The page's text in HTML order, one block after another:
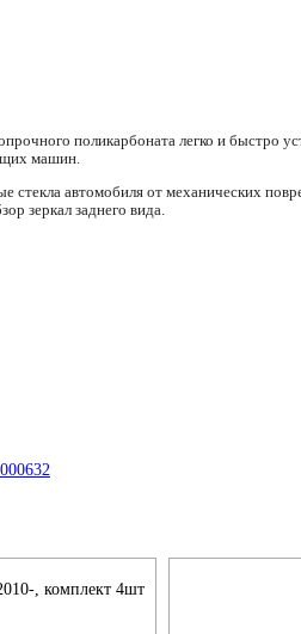
поликарбоната легко и быстро
машин.
стекла автомобиля от механических
зеркал заднего вида.
, комплект 4шт